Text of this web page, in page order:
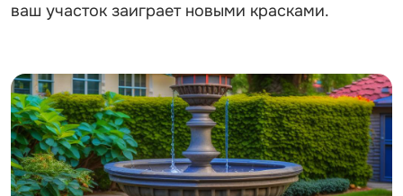
ваш участок заиграет новыми красками.